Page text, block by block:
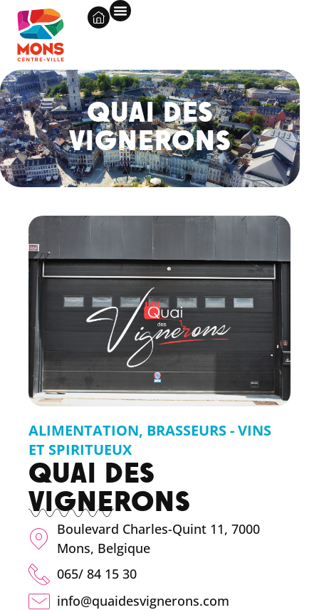
QUAI DES
VIGNERONS
ALIMENTATION, BRASSEURS - VINS
ET SPIRITUEUX
QUAI DES
VIGNERONS
Boulevard Charles-Quint 11, 7000
Mons, Belgique
065/ 84 15 30
info@quaidesvignerons.com